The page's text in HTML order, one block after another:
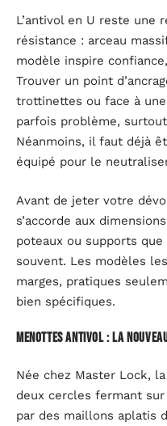
L’antivol en U reste une
résistance : arceau
modèle inspire
Trouver un point
trottinettes ou face à
parfois problème,
Néanmoins, il faut déjà
équipé pour le
Avant de jeter votre
s’accorde aux
poteaux ou supports
souvent. Les modèles
marges, pratiques
bien spécifiques.
Menottes antivol : la
Née chez Master Lock,
deux cercles fermant
par des maillons aplatis